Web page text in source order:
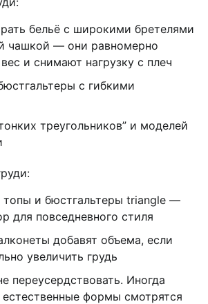
бельё с широкими бретелями
чашкой — они равномерно
и снимают нагрузку с плеч
с гибкими
треугольников” и моделей
топы и бюстгальтеры triangle —
для повседневного стиля
добавят объема, если
увеличить грудь
переусердствовать. Иногда
формы смотрятся